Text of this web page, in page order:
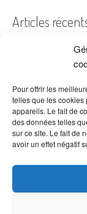
Pour offrir les
telles que les cookies
appareils. Le fait de
des données telles
sur ce site. Le fait de
avoir un effet négatif
Articles
A quelles dates de
Les fleurs préférées
Combien de fois
Quelles fleurs offrir
Idées de décoration